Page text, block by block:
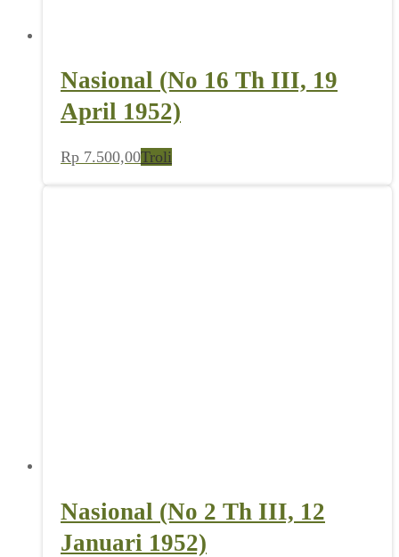
Nasional (No 16 Th III, 19
April 1952)
Rp 7.500,00Troli
Nasional (No 2 Th III, 12
Januari 1952)